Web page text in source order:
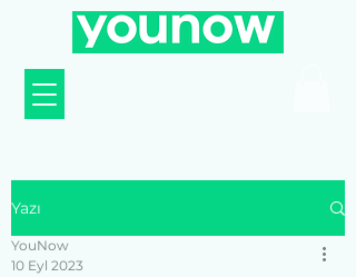
Yazı
YouNow
10 Eyl 2023